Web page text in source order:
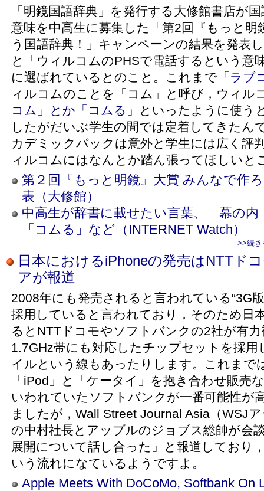
「明鏡国語辞典」を発行する大修館書店が
意味を中高生に募集した「第2回『もっと
う国語辞典！」キャンペーンの結果を発表
と「ウィルコムのPHSで電話するという意
に選ばれているとのこと。これまで「ラブ
ィルコムのことを「コム」と呼び，ウィル
コム」とか「コムる」
といったように使う
したがだいぶ学生の間では定着してきたん
カデミックパックは意外と学生には広く評
ィルコムにはなんとか踏ん張ってほしいと
第２回『もっと明鏡』大賞 みんなで作
表（大修館）
中高生が辞書に載せたい言葉、「幕の内
「コムる」など（INTERNET Watch）
>>続き
日本におけるiPhoneの発売はNTTド
アが報道
2008年にも発売されると言われている“3G
採用していると言われており，そのため日
るとNTTドコモやソフトバンクの2社が有
1.7GHz帯にも対応したチップセットを採
イルという線もあったりします。これまで
「iPod」と「ケータイ」を抱き合わせ販売
いわれていたソフトバンクが一番可能性が
ましたが，Wall Street Journal Asia（WSJ
の中村社長とアップルのジョブス総帥が会
展開について話し合った」と報道しており
いう流れになているようですよ。
Apple Meets With DoCoMo, Softbank On